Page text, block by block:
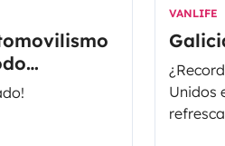
24Horas
Fermí
VANLIFE
Unidos